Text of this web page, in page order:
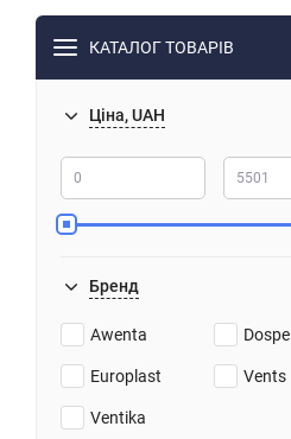
КАТАЛОГ ТОВАРІВ
Ціна, UAH
Бренд
Awenta Dospel
Europlast Vents
Ventika